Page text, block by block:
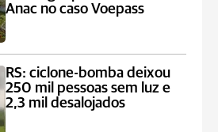
Anac no caso Voepass
RS: ciclone-bomba deixou
250 mil pessoas sem luz e
2,3 mil desalojados